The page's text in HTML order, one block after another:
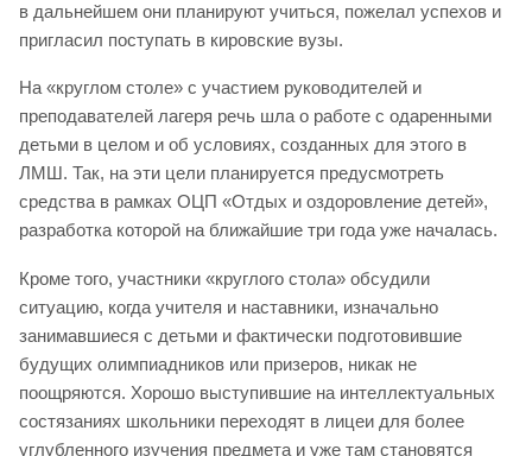
в дальнейшем они планируют учиться, пожелал успехов и
пригласил поступать в кировские вузы.
На «круглом столе» с участием руководителей и
преподавателей лагеря речь шла о работе с одаренными
детьми в целом и об условиях, созданных для этого в
ЛМШ. Так, на эти цели планируется предусмотреть
средства в рамках ОЦП «Отдых и оздоровление детей»,
разработка которой на ближайшие три года уже началась.
Кроме того, участники «круглого стола» обсудили
ситуацию, когда учителя и наставники, изначально
занимавшиеся с детьми и фактически подготовившие
будущих олимпиадников или призеров, никак не
поощряются. Хорошо выступившие на интеллектуальных
состязаниях школьники переходят в лицеи для более
углубленного изучения предмета и уже там становятся